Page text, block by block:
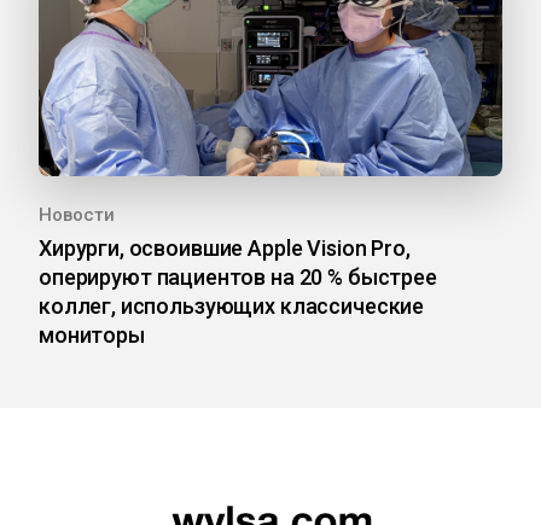
Новости
Хирурги, освоившие Apple Vision Pro,
оперируют пациентов на 20 % быстрее
коллег, использующих классические
мониторы